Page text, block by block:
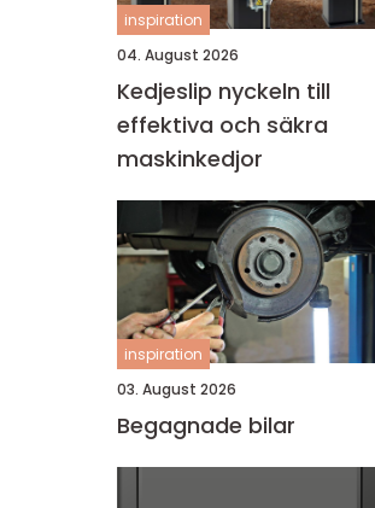
inspiration
04. August 2026
Kedjeslip nyckeln till
effektiva och säkra
maskinkedjor
inspiration
03. August 2026
Begagnade bilar